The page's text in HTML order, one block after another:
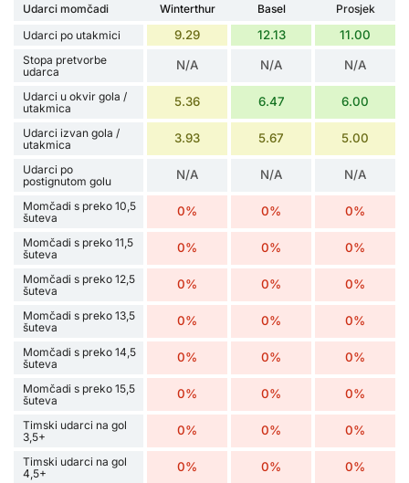
Udarci momčadi Winterthur Basel
Prosjek
Udarci po utakmici
9.29 12.13 11.00
Stopa pretvorbe
udarca
N/A N/A N/A
Udarci u okvir gola /
utakmica
5.36 6.47 6.00
Udarci izvan gola /
utakmica
3.93 5.67 5.00
Udarci po
postignutom golu
N/A N/A N/A
Momčadi s preko 10,5
šuteva
0% 0% 0%
Momčadi s preko 11,5
šuteva
0% 0% 0%
Momčadi s preko 12,5
šuteva
0% 0% 0%
Momčadi s preko 13,5
šuteva
0% 0% 0%
Momčadi s preko 14,5
šuteva
0% 0% 0%
Momčadi s preko 15,5
šuteva
0% 0% 0%
Timski udarci na gol
3,5+
0% 0% 0%
Timski udarci na gol
4,5+
0% 0% 0%